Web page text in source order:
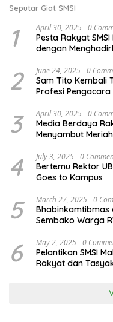
Seputar Giat SMSI
1 April 30, 2025 0
Pesta Rakyat
dengan
2 June 24, 2025 0
Sam Tito Kembali
Profesi Pengacara
3 April 30, 2025 0
Media Berdaya
Menyambut
4 July 3, 2025 0
Bertemu Rektor
Goes to Kampus
5 March 27, 2025 0
Bhabinkamtibmas
Sembako Warga
6 May 2, 2025 0
Pelantikan SMSI
Rakyat dan